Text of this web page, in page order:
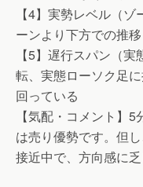
【4】実勢レベル（
ーンより下方での推移
【5】遅行スパン（
転、実態ローソク足
回っている
【気配・コメント】
は売り優勢です。但
接近中で、方向感に乏